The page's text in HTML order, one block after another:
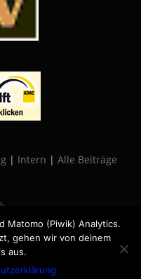
| Intern | Alle Beiträge
–OnePressTheme von
Matomo (Piwik) Analytics.
gehen wir von deinem
aus.